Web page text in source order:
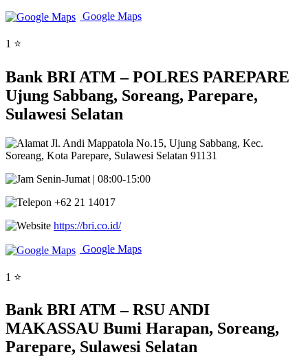
Google Maps
1 ⭐
Bank BRI ATM – POLRES PAREPARE
Ujung Sabbang, Soreang, Parepare,
Sulawesi Selatan
Jl. Andi Mappatola No.15, Ujung Sabbang, Kec.
Soreang, Kota Parepare, Sulawesi Selatan 91131
Senin-Jumat | 08:00-15:00
+62 21 14017
https://bri.co.id/
Google Maps
1 ⭐
Bank BRI ATM – RSU ANDI
MAKASSAU Bumi Harapan, Soreang,
Parepare, Sulawesi Selatan